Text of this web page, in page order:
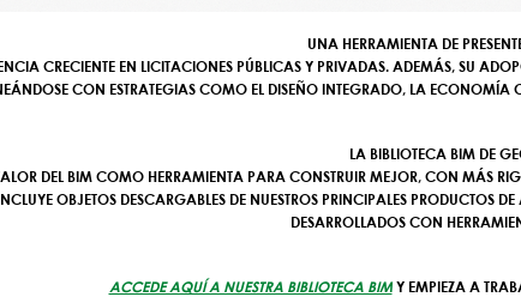
UNA HERRAMIENTA DE
CRECIENTE EN LICITACIONES PÚBLICAS Y PRIVADAS. ADEMÁS, SU
CON ESTRATEGIAS COMO EL DISEÑO INTEGRADO, LA ECONOMÍA
LA BIBLIOTECA BIM DE
DEL BIM COMO HERRAMIENTA PARA CONSTRUIR MEJOR, CON MÁS
OBJETOS DESCARGABLES DE NUESTROS PRINCIPALES
DESARROLLADOS CON
ACCEDE AQUÍ A NUESTRA BIBLIOTECA BIMY EMPIEZA A